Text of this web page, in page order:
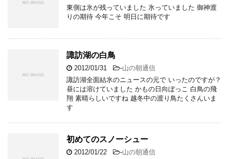
東側は氷が残っていました 氷っていました 御神渡
りの期待 今年こそ 明日に期待です
諏訪湖の白鳥
2012/01/31 -山の朝通信
諏訪湖全面結氷のニュースの元で いったのですが？
昼には溶けていました かもの日向ぼっこ 白鳥の飛
翔 素晴らしいですね 越冬中の渡り鳥たくさんいま
す
初めてのスノーシュー
2012/01/22 -山の朝通信